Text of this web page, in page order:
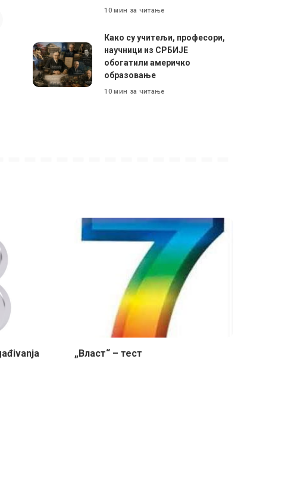
10 мин за читање
Како су учитељи, професори,
научници из СРБИЈЕ
обогатили америчко
образовање
10 мин за читање
„Власт“ – тест